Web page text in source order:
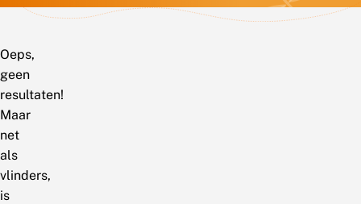
Oeps,
geen
resultaten!
Maar
net
als
vlinders,
is